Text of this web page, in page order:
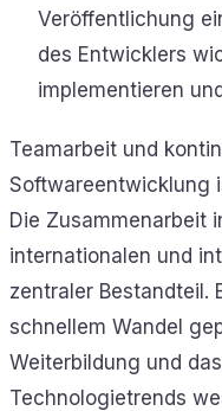
Veröffentlichung
des Entwicklers
implementieren
Teamarbeit und
Softwareentwicklung
Die Zusammenarbeit
internationalen und
zentraler Bestandteil.
schnellem Wandel
Weiterbildung und
Technologietrends